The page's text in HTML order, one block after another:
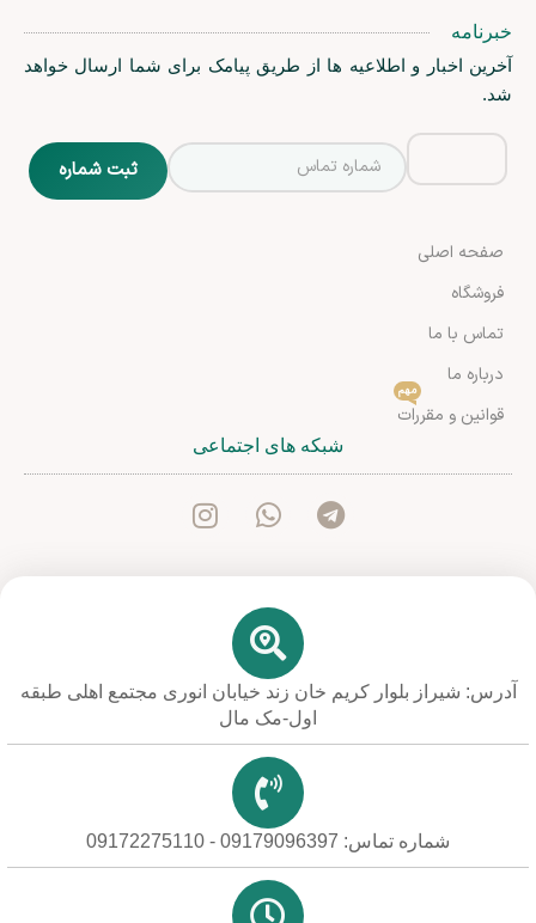
خبرنامه
آخرین اخبار و اطلاعیه ها از طریق پیامک برای شما ارسال خواهد
شد.
صفحه اصلی
فروشگاه
تماس با ما
درباره ما
قوانین و مقررات
مهم
شبکه های اجتماعی
آدرس: شیراز بلوار کریم خان زند خیابان انوری مجتمع اهلی طبقه
اول-مک مال
شماره تماس: 09179096397 - 09172275110